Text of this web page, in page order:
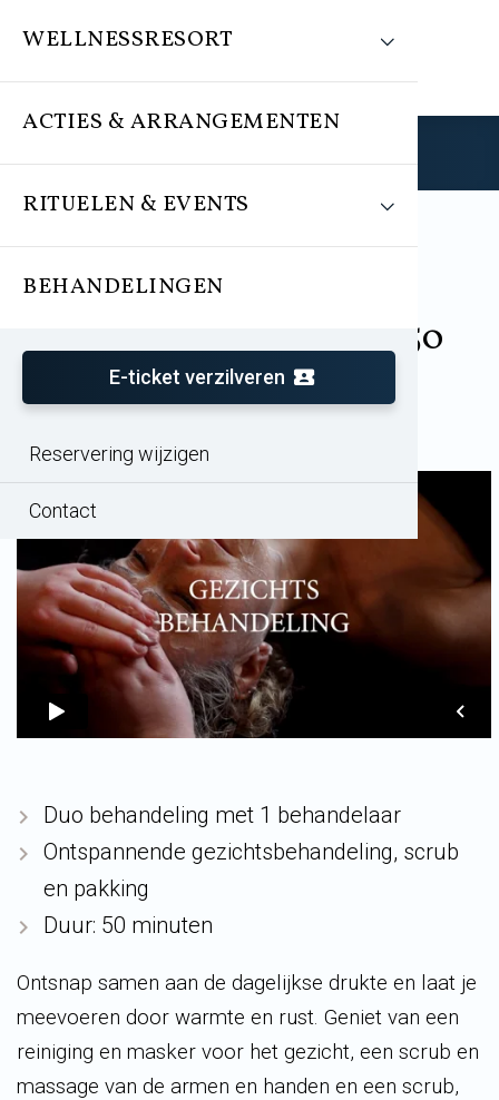
WELLNESSRESORT
ACTIES & ARRANGEMENTEN
RITUELEN & EVENTS
BEHANDELINGEN
E-ticket verzilveren
Reservering wijzigen
Contact
Duo-wellnesstreatment 50
Duo behandeling met 1 behandelaar
Ontspannende gezichtsbehandeling, scrub
en pakking
Duur: 50 minuten
Ontsnap samen aan de dagelijkse drukte en laat je
meevoeren door warmte en rust. Geniet van een
reiniging en masker voor het gezicht, een scrub en
massage van de armen en handen en een scrub,